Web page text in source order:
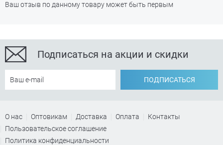
Ваш отзыв по данному товару может быть первым
Подписаться на акции и скидки
ПОДПИСАТЬСЯ
О нас Оптовикам Доставка Оплата
Контакты
Пользовательское соглашение
Политика конфиденциальности